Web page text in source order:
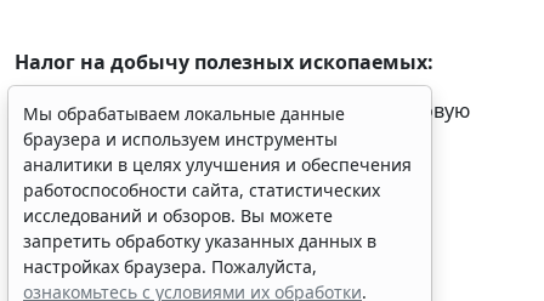
Налог на добычу полезных ископаемых:
- налогоплательщикипредставляют
налоговую
декларациюза ноябрь 2015 г.
Мы обрабатываем локальные данные
браузера и используем инструменты
аналитики в целях улучшения и обеспечения
работоспособности сайта, статистических
исследований и обзоров. Вы можете
запретить обработку указанных данных в
настройках браузера. Пожалуйста,
ознакомьтесь с условиями их обработки.